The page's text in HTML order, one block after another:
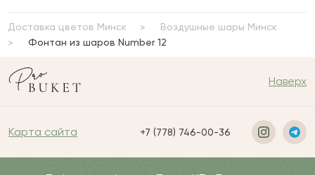
Доставка цветов Минск
Воздушные шары Минск
Фонтан из шаров Number 12
Наверх
Карта сайта +7 (778) 746-00-36